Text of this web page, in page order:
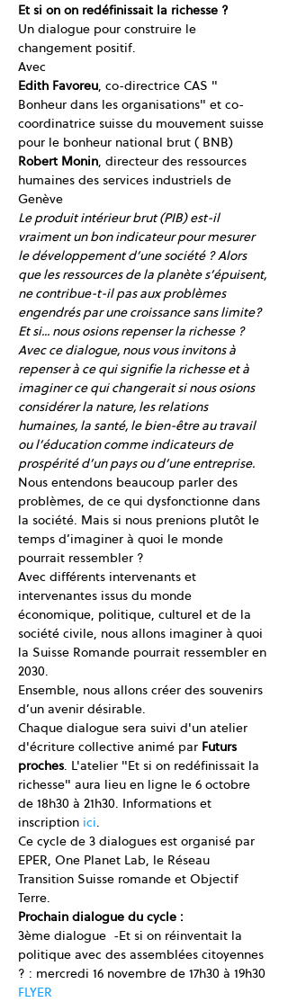
Et si on on redéfinissait la richesse ?
Un dialogue pour construire le
changement positif.
Avec
Edith Favoreu, co-directrice CAS "
Bonheur dans les organisations" et co-
coordinatrice suisse du mouvement suisse
pour le bonheur national brut ( BNB)
Robert Monin, directeur des ressources
humaines des services industriels de
Genève
Le produit intérieur brut (PIB) est-il
vraiment un bon indicateur pour mesurer
le développement d’une société ? Alors
que les ressources de la planète s’épuisent,
ne contribue-t-il pas aux problèmes
engendrés par une croissance sans limite?
Et si... nous osions repenser la richesse ?
Avec ce dialogue, nous vous invitons à
repenser à ce qui signifie la richesse et à
imaginer ce qui changerait si nous osions
considérer la nature, les relations
humaines, la santé, le bien-être au travail
ou l’éducation comme indicateurs de
prospérité d’un pays ou d’une entreprise.
Nous entendons beaucoup parler des
problèmes, de ce qui dysfonctionne dans
la société. Mais si nous prenions plutôt le
temps d’imaginer à quoi le monde
pourrait ressembler ?
Avec différents intervenants et
intervenantes issus du monde
économique, politique, culturel et de la
société civile, nous allons imaginer à quoi
la Suisse Romande pourrait ressembler en
2030.
Ensemble, nous allons créer des souvenirs
d’un avenir désirable.
Chaque dialogue sera suivi d'un atelier
d'écriture collective animé par Futurs
proches. L'atelier "Et si on redéfinissait la
richesse" aura lieu en ligne le 6 octobre
de 18h30 à 21h30. Informations et
inscription ici.
Ce cycle de 3 dialogues est organisé par
EPER, One Planet Lab, le Réseau
Transition Suisse romande et Objectif
Terre.
Prochain dialogue du cycle :
3ème dialogue  -Et si on réinventait la
politique avec des assemblées citoyennes
? : mercredi 16 novembre de 17h30 à 19h30
FLYER